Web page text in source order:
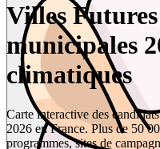
Villes
municipales
climatiques
Carte interactive des
2026 en France. Plus de 50
programmes, sites de